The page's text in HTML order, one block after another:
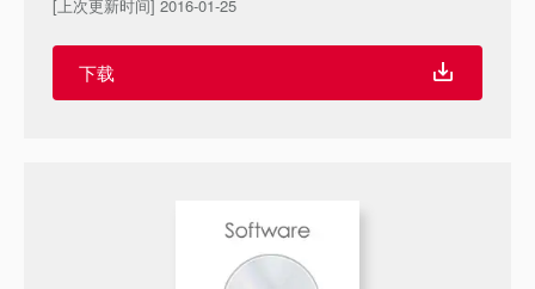
[上次更新时间] 2016-01-25
下载